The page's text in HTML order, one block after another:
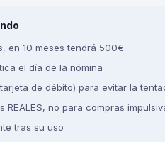
en 10 meses tendrá 500€
el día de la nómina
de débito) para evitar la
REALES, no para compras
tras su uso